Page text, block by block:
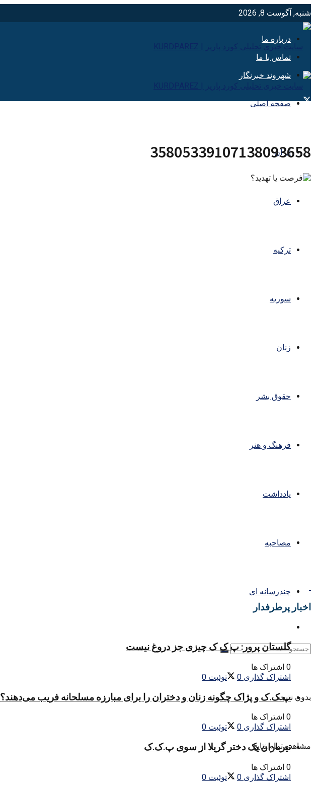
شنبه, آگوست 8, 2026
درباره ما
تماس با ما
شهروند خبرنگار
صفحه اصلی
ایران
عراق
ترکیه
سوریه
زنان
حقوق بشر
فرهنگ و هنر
یادداشت
مصاحبه
چندرسانه ای
بدون نتیجه
مشاهده تمام نتایج
35805339107138093658
اخبار پرطرفدار
گلستان پرور: پ ک ک چیزی جز دروغ نیست
0 اشتراک ها
اشتراک گذاری 0 توئیت 0
پ.ک.ک و پژاک چگونه زنان و دختران را برای مبارزه مسلحانه فریب می‌دهند؟
0 اشتراک ها
اشتراک گذاری 0 توئیت 0
تیرباران یک دختر گریلا از سوی پ.ک.ک
0 اشتراک ها
اشتراک گذاری 0 توئیت 0